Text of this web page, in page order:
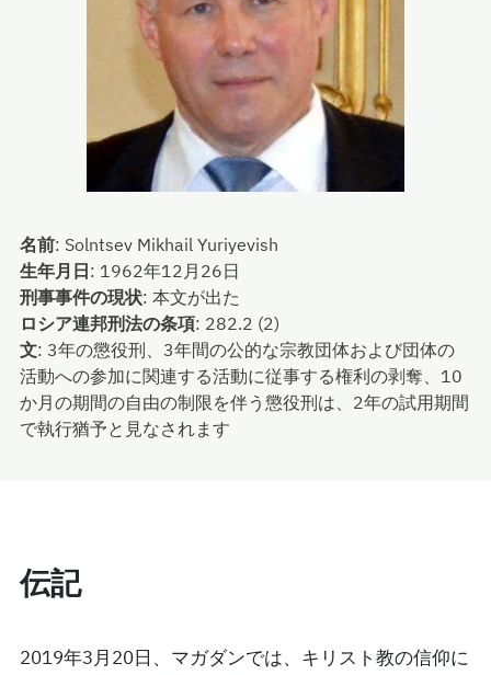
名前: Solntsev Mikhail Yuriyevish
生年月日: 1962年12月26日
刑事事件の現状: 本文が出た
ロシア連邦刑法の条項: 282.2 (2)
文: 3年の懲役刑、3年間の公的な宗教団体および団体の
活動への参加に関連する活動に従事する権利の剥奪、10
か月の期間の自由の制限を伴う懲役刑は、2年の試用期間
で執行猶予と見なされます
伝記
2019年3月20日、マガダンでは、キリスト教の信仰に